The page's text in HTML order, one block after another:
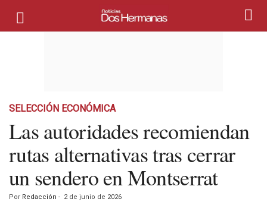
SELECCIÓN ECONÓMICA
Las autoridades recomiendan
rutas alternativas tras cerrar
un sendero en Montserrat
Por Redacción - 2 de junio de 2026